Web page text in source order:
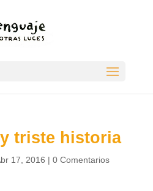
triste historia
17, 2016 | 0 Comentarios